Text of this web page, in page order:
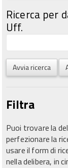
Ricerca per
Uff.
Avvia ricerca
Filtra
Puoi trovare la
perfezionare la
usare il form di
nella delibera, in